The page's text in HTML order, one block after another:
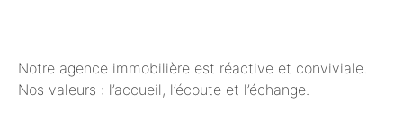
Notre agence immobilière est réactive et conviviale.
Nos valeurs : l’accueil, l’écoute et l’échange.